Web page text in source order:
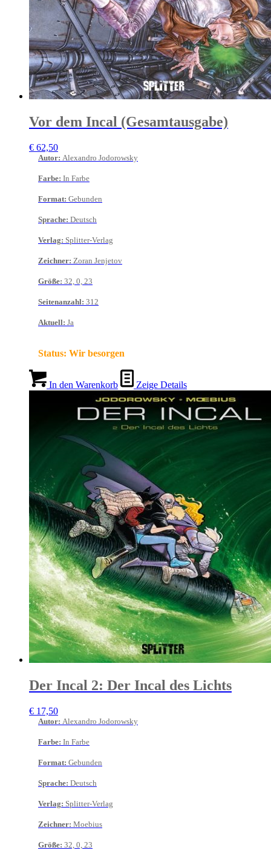
Vor dem Incal (Gesamtausgabe)
€ 62,50
Autor: Alexandro Jodorowsky
Farbe: In Farbe
Format: Gebunden
Sprache: Deutsch
Verlag: Splitter-Verlag
Zeichner: Zoran Jenjetov
Größe: 32, 0, 23
Seitenanzahl: 312
Aktuell: Ja
Status: Wir besorgen
In den Warenkorb Zeige Details
Der Incal 2: Der Incal des Lichts
€ 17,50
Autor: Alexandro Jodorowsky
Farbe: In Farbe
Format: Gebunden
Sprache: Deutsch
Verlag: Splitter-Verlag
Zeichner: Moebius
Größe: 32, 0, 23